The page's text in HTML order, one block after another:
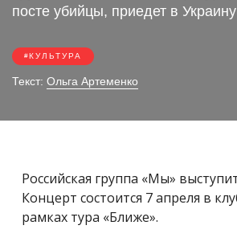
посте убийцы, приедет в Украину
КУЛЬТУРА
Текст: Ольга Артеменко
Российская группа «Мы»
Концерт состоится 7 апреля в
рамках тура «Ближе».